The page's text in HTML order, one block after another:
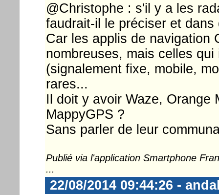
@Christophe : s'il y a les
faudrait-il le préciser et dans
Car les applis de navigation
nombreuses, mais celles
(signalement fixe, mobile,
rares...
Il doit y avoir Waze, Orange
MappyGPS ?
Sans parler de leur
Publié via l'application Smartphone
...
22/08/2014 09:44:26 -